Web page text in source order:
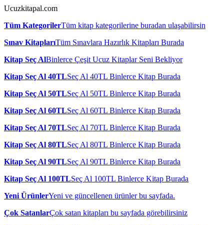
Ucuzkitapal.com
Tüm KategorilerTüm kitap kategorilerine buradan ulaşabilirsin
Sınav KitaplarıTüm Sınavlara Hazırlık Kitapları Burada
Kitap Seç AlBinlerce Çeşit Ucuz Kitaplar Seni Bekliyor
Kitap Seç Al 40TLSeç Al 40TL Binlerce Kitap Burada
Kitap Seç Al 50TLSeç Al 50TL Binlerce Kitap Burada
Kitap Seç Al 60TLSeç Al 60TL Binlerce Kitap Burada
Kitap Seç Al 70TLSeç Al 70TL Binlerce Kitap Burada
Kitap Seç Al 80TLSeç Al 80TL Binlerce Kitap Burada
Kitap Seç Al 90TLSeç Al 90TL Binlerce Kitap Burada
Kitap Seç Al 100TLSeç Al 100TL Binlerce Kitap Burada
Yeni ÜrünlerYeni ve güncellenen ürünler bu sayfada.
Çok SatanlarÇok satan kitapları bu sayfada görebilirsiniz